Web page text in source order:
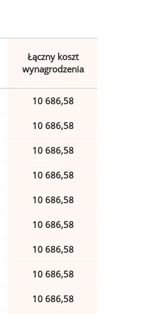
Łączny koszt
wynagrodzenia
10 686,58
10 686,58
10 686,58
10 686,58
10 686,58
10 686,58
10 686,58
10 686,58
10 686,58